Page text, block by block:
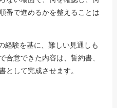
番で進めるかを整えることは
経験を基に、難しい見通しも
合意できた内容は、誓約書、
として完成させます。